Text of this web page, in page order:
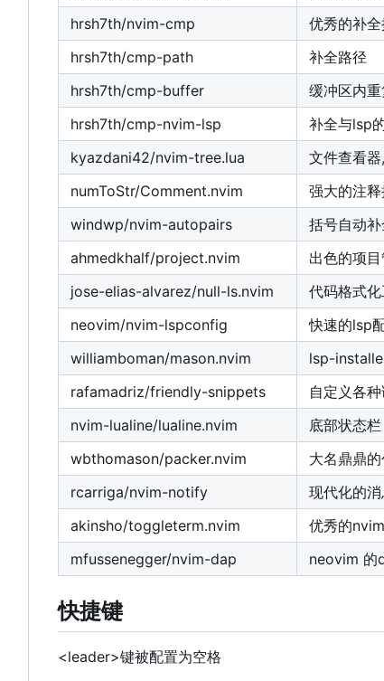
hrsh7th/nvim-cmp
优秀的补
hrsh7th/cmp-path
补全路径
hrsh7th/cmp-buffer
缓冲区内
hrsh7th/cmp-nvim-lsp
补全与lsp
kyazdani42/nvim-tree.lua
文件查看
numToStr/Comment.nvim
强大的注
windwp/nvim-autopairs
括号自动补
ahmedkhalf/project.nvim
出色的项
jose-elias-alvarez/null-ls.nvim
代码格式
neovim/nvim-lspconfig
快速的lsp
williamboman/mason.nvim
lsp-
rafamadriz/friendly-snippets
自定义各
nvim-lualine/lualine.nvim
底部状态栏
wbthomason/packer.nvim
大名鼎鼎
rcarriga/nvim-notify
现代化的
akinsho/toggleterm.nvim
优秀的
mfussenegger/nvim-dap
neovim 的
快捷键
<leader>键被配置为空格